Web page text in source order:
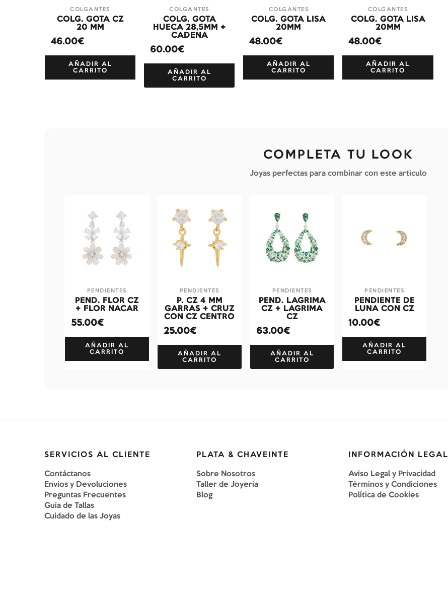
COLGANTES
COLG. GOTA CZ
20 MM
46.00€
AÑADIR AL
CARRITO
COLGANTES
COLG. GOTA
HUECA 28,5MM +
CADENA
60.00€
AÑADIR AL
CARRITO
COLGANTES
COLG. GOTA LISA
20MM
48.00€
AÑADIR AL
CARRITO
COLGANTES
COLG. GOTA LISA
20MM
48.00€
AÑADIR AL
CARRITO
COMPLETA TU LOOK
Joyas perfectas para combinar con este artículo
PENDIENTES
PEND. FLOR CZ
+ FLOR NACAR
55.00€
AÑADIR AL
CARRITO
PENDIENTES
P. CZ 4 MM
GARRAS + CRUZ
CON CZ CENTRO
25.00€
AÑADIR AL
CARRITO
PENDIENTES
PEND. LAGRIMA
CZ + LAGRIMA
CZ
63.00€
AÑADIR AL
CARRITO
PENDIENTES
PENDIENTE DE
LUNA CON CZ
10.00€
AÑADIR AL
CARRITO
SERVICIOS AL CLIENTE
Contáctanos
Envíos y Devoluciones
Preguntas Frecuentes
Guía de Tallas
Cuidado de las Joyas
PLATA & CHAVEINTE
Sobre Nosotros
Taller de Joyería
Blog
INFORMACIÓN LEGAL
Aviso Legal y Privacidad
Términos y Condiciones
Política de Cookies